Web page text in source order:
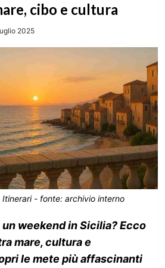
cibo e cultura
2025
Itinerari - fonte: archivio interno
weekend in Sicilia? Ecco
mare, cultura e
le mete più affascinanti